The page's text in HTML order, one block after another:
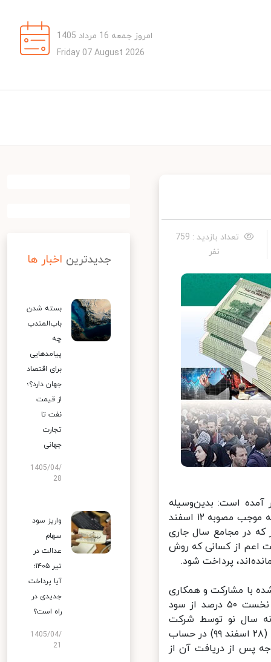
امروز جمعه 16 مرداد 1405
Friday 07 August 2026
تعداد بازدید : 759
نفر
آمده است: بدین‌وسیله
ضمن تبریک اعیاد شعبانیه به استحضار مشمولان سهام عدالت می‌رساند، به موجب مصوبه ۱۲ اسفند
در مجامع سال جاری
اعم از کسانی که روش
پرداخت شود.
با مشارکت و همکاری
سازمان خصوصی‌سازی از شرکت‌های سرمایه‌پذیر دریافت شده و در مرحله نخست ۵۰ درصد از سود
سال نو توسط شرکت
سپرده‌گذاری مرکزی اوراق بهادار و تسویه وجوه (سهامی عام) در روز پنجشنبه (۲۸ اسفند ۹۹) در حساب
پس از دریافت آن از
جدیدترین اخبار ها
بسته شدن
باب‌المندب
چه
پیامدهایی
برای اقتصاد
جهان دارد؟؛
از قیمت
نفت تا
تجارت
جهانی
1405/04/
28
واریز سود
سهام
عدالت در
تیر ۱۴۰۵؛
آیا پرداخت
جدیدی در
راه است؟
1405/04/